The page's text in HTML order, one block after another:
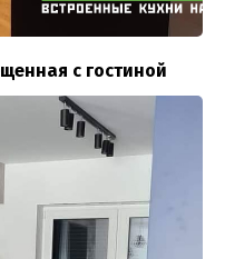
с гостиной